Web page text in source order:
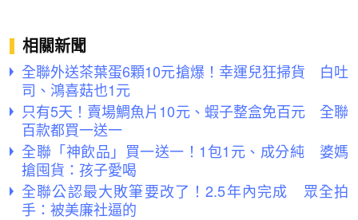
相關新聞
全聯外送茶葉蛋6顆10元搶爆！幸運兒狂掃貨 白吐
司、鴻喜菇也1元
只有5天！賣場鯛魚片10元、蝦子整盒免百元 全聯
百款都買一送一
全聯「神飲品」買一送一！1包1元、成分純 婆媽
搶囤貨：孩子愛喝
全聯公認最大敗筆要改了！2.5年內完成 眾全拍
手：被美廉社逼的